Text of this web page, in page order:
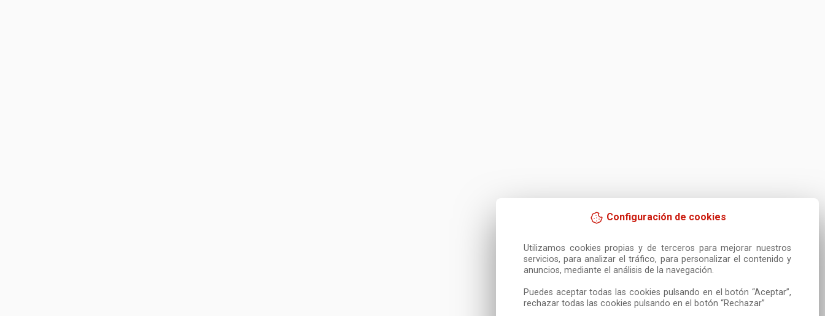
Configuración de cookies
Utilizamos cookies propias y de terceros para mejorar nuestros
servicios, para analizar el tráfico, para personalizar el contenido y
anuncios, mediante el análisis de la navegación.
Puedes aceptar todas las cookies pulsando en el botón “Aceptar”,
rechazar todas las cookies pulsando en el botón “Rechazar”